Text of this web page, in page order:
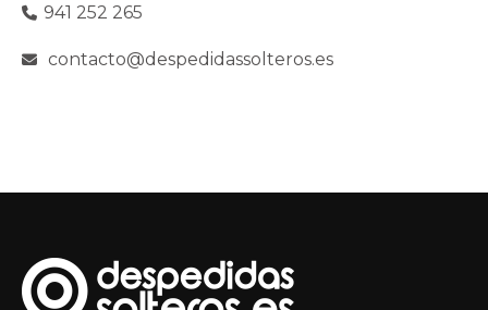
941 252 265
contacto@despedidassolteros.es